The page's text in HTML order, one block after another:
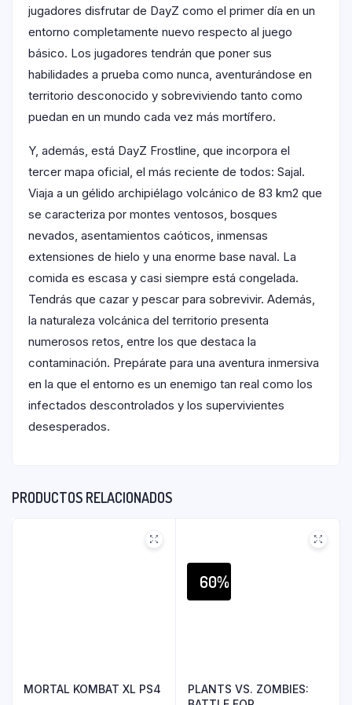
jugadores disfrutar de DayZ como el primer día en un
entorno completamente nuevo respecto al juego
básico. Los jugadores tendrán que poner sus
habilidades a prueba como nunca, aventurándose en
territorio desconocido y sobreviviendo tanto como
puedan en un mundo cada vez más mortífero.
Y, además, está DayZ Frostline, que incorpora el
tercer mapa oficial, el más reciente de todos: Sajal.
Viaja a un gélido archipiélago volcánico de 83 km2 que
se caracteriza por montes ventosos, bosques
nevados, asentamientos caóticos, inmensas
extensiones de hielo y una enorme base naval. La
comida es escasa y casi siempre está congelada.
Tendrás que cazar y pescar para sobrevivir. Además,
la naturaleza volcánica del territorio presenta
numerosos retos, entre los que destaca la
contaminación. Prepárate para una aventura inmersiva
en la que el entorno es un enemigo tan real como los
infectados descontrolados y los supervivientes
desesperados.
PRODUCTOS RELACIONADOS
MORTAL KOMBAT XL PS4
60%
PLANTS VS. ZOMBIES: